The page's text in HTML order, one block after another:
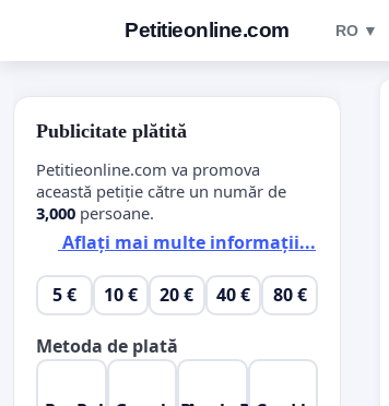
Petitieonline.com RO ▼
Publicitate plătită
Petitieonline.com va promova
această petiție către un număr de
3,000 persoane.
Aflați mai multe informații...
5 € 10 € 20 € 40 € 80 €
Metoda de plată